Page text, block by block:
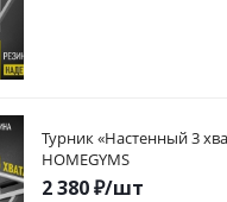
Турник «Настенный 3
HOMEGYMS
2 380₽/шт